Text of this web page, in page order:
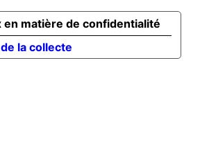
la collecte
en matière de confidentialité